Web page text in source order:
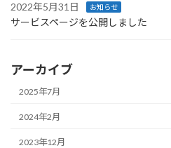
2022年5月31日 お知らせ
サービスページを公開しました
アーカイブ
2025年7月
2024年2月
2023年12月